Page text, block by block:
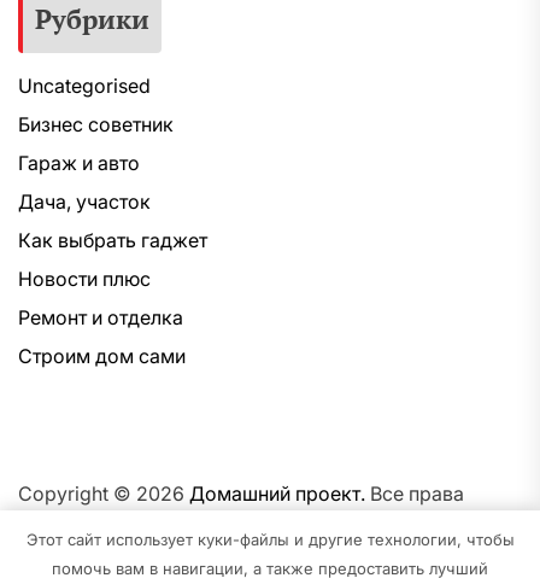
Рубрики
Uncategorised
Бизнес советник
Гараж и авто
Дача, участок
Как выбрать гаджет
Новости плюс
Ремонт и отделка
Строим дом сами
Copyright © 2026 Домашний проект. Все права
платформеWordPress.
Этот сайт использует куки-файлы и другие технологии, чтобы
помочь вам в навигации, а также предоставить лучший